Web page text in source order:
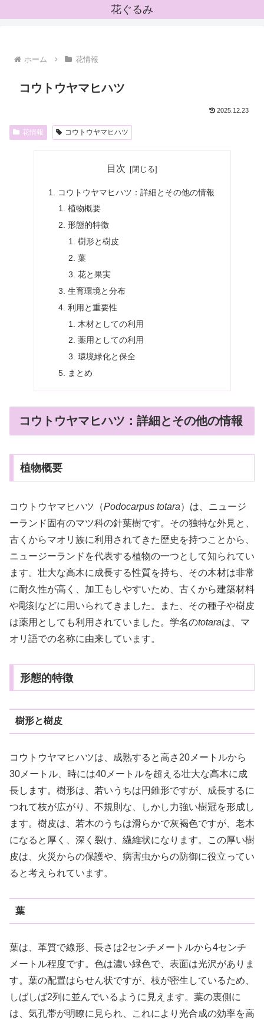
花ぐるみ
ホーム 花情報
コウトウヤマヒハツ
2025.12.23
花情報 コウトウヤマヒハツ
目次
コウトウヤマヒハツ：詳細とその他の情報
植物概要
形態的特徴
樹形と樹皮
葉
花と果実
生育環境と分布
利用と重要性
木材としての利用
薬用としての利用
環境緑化と保全
まとめ
コウトウヤマヒハツ：詳細とその他の情報
植物概要
コウトウヤマヒハツ（Podocarpus totara）は、ニュージ
ーランド固有のマツ科の針葉樹です。その独特な外見と、
古くからマオリ族に利用されてきた歴史を持つことから、
ニュージーランドを代表する植物の一つとして知られてい
ます。壮大な高木に成長する性質を持ち、その木材は非常
に耐久性が高く、加工もしやすいため、古くから建築材料
や彫刻などに用いられてきました。また、その種子や樹皮
は薬用としても利用されていました。学名のtotaraは、マ
オリ語での名称に由来しています。
形態的特徴
樹形と樹皮
コウトウヤマヒハツは、成熟すると高さ20メートルから
30メートル、時には40メートルを超える壮大な高木に成
長します。樹形は、若いうちは円錐形ですが、成長するに
つれて枝が広がり、不規則な、しかし力強い樹冠を形成し
ます。樹皮は、若木のうちは滑らかで灰褐色ですが、老木
になると厚く、深く裂け、繊維状になります。この厚い樹
皮は、火災からの保護や、病害虫からの防御に役立ってい
ると考えられています。
葉
葉は、革質で線形、長さは2センチメートルから4センチ
メートル程度です。色は濃い緑色で、表面は光沢がありま
す。葉の配置はらせん状ですが、枝が密生しているため、
しばしば2列に並んでいるように見えます。葉の裏側に
は、気孔帯が明瞭に見られ、これにより光合成の効率を高